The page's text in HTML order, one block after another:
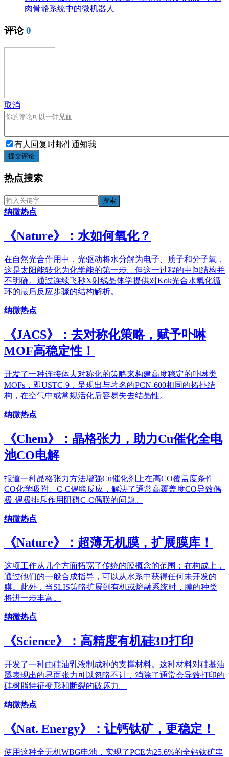
肉骨骼系统中的微机器人
评论0
取消
有人回复时邮件通知我
提交评论
热点搜索
纳微热点
《​Nature》：水如何氧化？
在自然光合作用中，光驱动将水分解为电子、质子和分子氧，
这是太阳能转化为化学能的第一步。但这一过程的中间结构并
不明确。通过连续飞秒X射线晶体学提供对Kok光合水氧化循
环的最后反应步骤的结构解析。
纳微热点
《JACS》：去对称化策略，赋予卟啉
MOF高稳定性！
开发了一种连接体去对称化的策略来构建高度稳定的卟啉类
MOFs，即USTC-9，呈现出与著名的PCN-600相同的拓扑结
构，在空气中或常规活化后容易失去结晶性。
纳微热点
《Chem》：晶格张力，助力Cu催化全电
池CO电解
报道一种晶格张力方法增强Cu催化剂上在高CO覆盖度条件
CO化学吸附、C-C偶联反应，解决了通常高覆盖度CO导致偶
极-偶极排斥作用阻碍C-C偶联的问题。
纳微热点
《Nature》：超薄无机膜，扩展膜库！
这项工作从几个方面拓宽了传统的膜概念的范围：在构成上，
通过他们的一般合成指导，可以从水系中获得任何未开发的
膜。此外，当SLIS策略扩展到有机或熔融系统时，膜的种类
将进一步丰富。
纳微热点
《Science》：高精度有机硅3D打印
开发了一种由硅油乳液制成种的支撑材料。这种材料对硅基油
墨表现出的界面张力可以忽略不计，消除了通常会导致打印的
硅树脂特征变形和断裂的破坏力。
纳微热点
《Nat. Energy》：让钙钛矿，更稳定！
使用这种全无机WBG电池，实现了PCE为25.6%的全钙钛矿串